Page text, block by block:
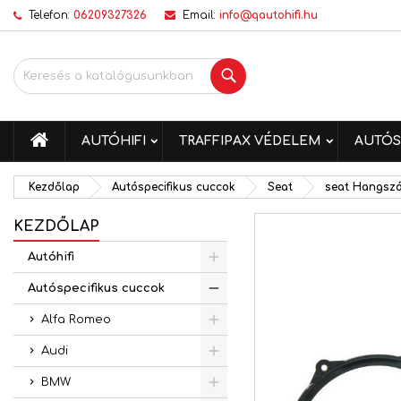
Telefon: 06209327326 Email: info@qautohifi.hu
Keresés
KEZDŐLAP
AUTÓHIFI TRAFFIPAX VÉDELEM
Kezdőlap Autóspecifikus cuccok Seat seat
KEZDŐLAP
Autóhifi
Autóspecifikus cuccok
Alfa Romeo
Audi
BMW